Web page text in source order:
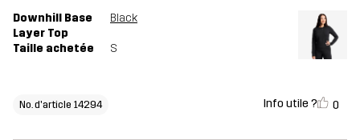
Downhill Base
Layer Top
Black
Taille achetée S
No. d'article 14294 Info utile ? 0